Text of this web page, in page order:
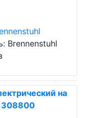
Brennenstuhl
на